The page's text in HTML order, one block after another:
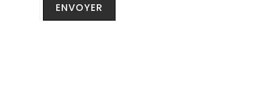
ENVOYER